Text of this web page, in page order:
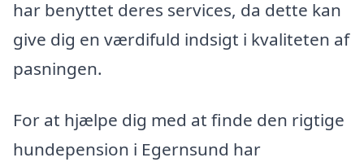
har benyttet deres services, da dette kan
give dig en værdifuld indsigt i kvaliteten af
pasningen.
For at hjælpe dig med at finde den rigtige
hundepension i Egernsund har